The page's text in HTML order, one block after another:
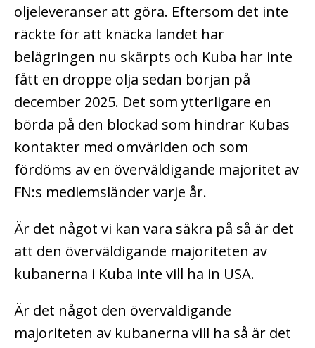
oljeleveranser att göra. Eftersom det inte
räckte för att knäcka landet har
belägringen nu skärpts och Kuba har inte
fått en droppe olja sedan början på
december 2025. Det som ytterligare en
börda på den blockad som hindrar Kubas
kontakter med omvärlden och som
fördöms av en överväldigande majoritet av
FN:s medlemsländer varje år.
Är det något vi kan vara säkra på så är det
att den överväldigande majoriteten av
kubanerna i Kuba inte vill ha in USA.
Är det något den överväldigande
majoriteten av kubanerna vill ha så är det